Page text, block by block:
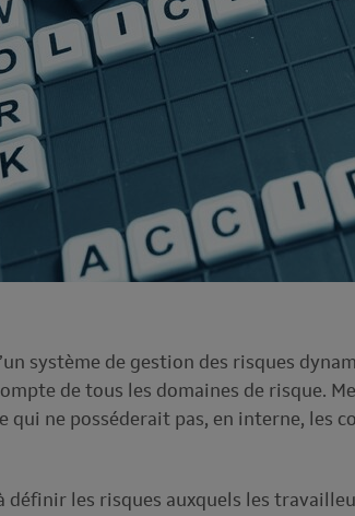
système de gestion des risques
de tous les domaines de risque.
ne posséderait pas, en interne, les
définir les risques auxquels les